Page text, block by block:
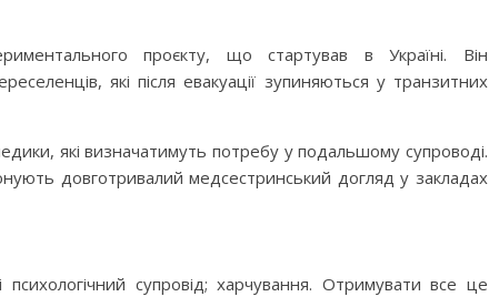
проєкту, що стартував в Україні. Він
які після евакуації зупиняються у транзитних
які визначатимуть потребу у подальшому супроводі.
довготривалий медсестринський догляд у закладах
супровід; харчування. Отримувати все це